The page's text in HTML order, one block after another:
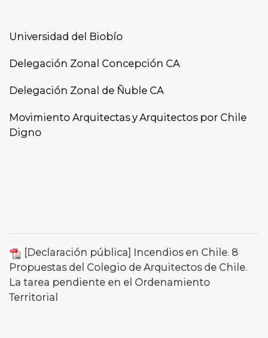
Universidad del Biobío
Delegación Zonal Concepción CA
Delegación Zonal de Ñuble CA
Movimiento Arquitectas y Arquitectos por Chile
Digno
[Declaración pública] Incendios en Chile. 8
Propuestas del Colegio de Arquitectos de Chile.
La tarea pendiente en el Ordenamiento
Territorial